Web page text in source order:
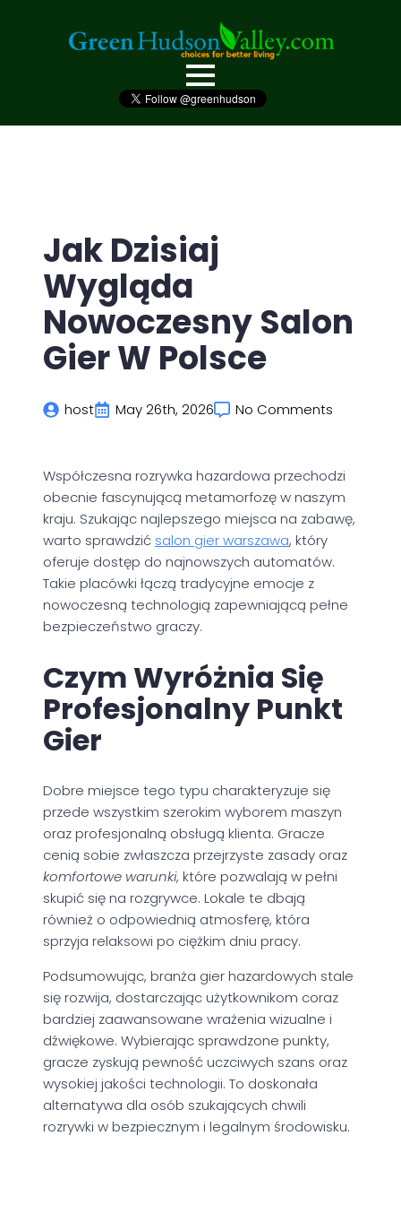
Jak Dzisiaj
Wygląda
Nowoczesny Salon
Gier W Polsce
host May 26th, 2026 No Comments
Współczesna rozrywka hazardowa przechodzi
obecnie fascynującą metamorfozę w naszym
kraju. Szukając najlepszego miejsca na zabawę,
warto sprawdzić salon gier warszawa, który
oferuje dostęp do najnowszych automatów.
Takie placówki łączą tradycyjne emocje z
nowoczesną technologią zapewniającą pełne
bezpieczeństwo graczy.
Czym Wyróżnia Się
Profesjonalny Punkt
Gier
Dobre miejsce tego typu charakteryzuje się
przede wszystkim szerokim wyborem maszyn
oraz profesjonalną obsługą klienta. Gracze
cenią sobie zwłaszcza przejrzyste zasady oraz
komfortowe warunki, które pozwalają w pełni
skupić się na rozgrywce. Lokale te dbają
również o odpowiednią atmosferę, która
sprzyja relaksowi po ciężkim dniu pracy.
Podsumowując, branża gier hazardowych stale
się rozwija, dostarczając użytkownikom coraz
bardziej zaawansowane wrażenia wizualne i
dźwiękowe. Wybierając sprawdzone punkty,
gracze zyskują pewność uczciwych szans oraz
wysokiej jakości technologii. To doskonała
alternatywa dla osób szukających chwili
rozrywki w bezpiecznym i legalnym środowisku.